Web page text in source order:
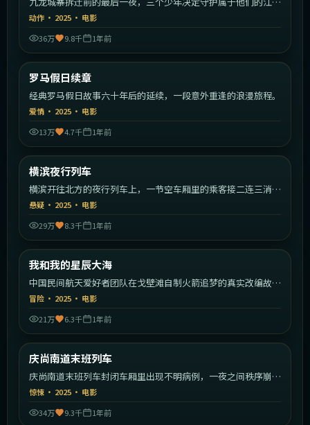
湖。
动作 · 2025 · 电影
36万
9.8千 1年前
最新
罗马假日续章
经典罗马假日故事六十年后的延续，一段意外重逢的浪漫旅程。
爱情 · 2025 · 电影
13万
4.7千 1年前
最新
横滨夜行列车
横滨开往北方的夜行列车上，一节空车厢里的乘客接二连三消
失。
悬疑 · 2025 · 电影
29万
8.3千 1年前
最新
我和我的星辰大海
中国民间航天爱好者团队在戈壁滩自制火箭追梦的真实改编故
事。
冒险 · 2025 · 电影
21万
6.3千 1年前
最新
庆尚南道末班列车
庆尚南道末班列车封闭车厢里出现不明病例，一夜之间秩序崩
塌。
惊悚 · 2025 · 电影
34万
9.3千 1年前